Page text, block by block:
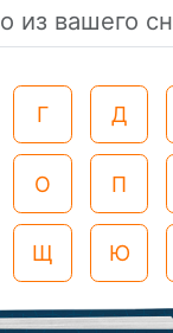
Г Д
О П
Щ Ю